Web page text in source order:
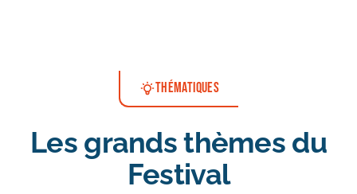
THÉMATIQUES
Les grands thèmes du
Festival